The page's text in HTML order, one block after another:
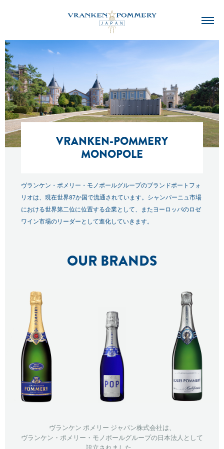
VRANKEN-POMMERY
MONOPOLE
ヴランケン・ポメリー・モノポールグループのブランドポートフォ
リオは、現在世界87か国で流通されています。 シャンパーニュ市場
における世界第二位に位置する企業として、 またヨーロッパのロゼ
ワイン市場のリーダーとして進化していきます。
OUR BRANDS
ヴランケン ポメリー ジャパン株式会社は、
ヴランケン・ポメリー・モノポールグループの日本法人として